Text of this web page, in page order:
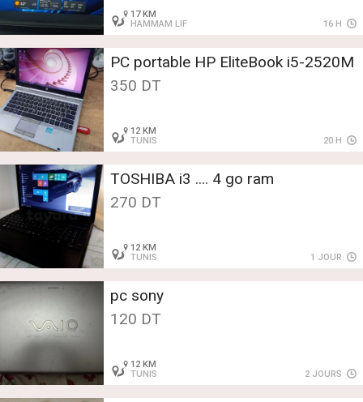
17 KM
HAMMAM LIF
16 H
PC portable HP EliteBook i5-2520M
350 DT
12 KM
TUNIS
20 H
TOSHIBA i3 .... 4 go ram
270 DT
12 KM
TUNIS
1 JOUR
pc sony
120 DT
12 KM
TUNIS
2 JOURS